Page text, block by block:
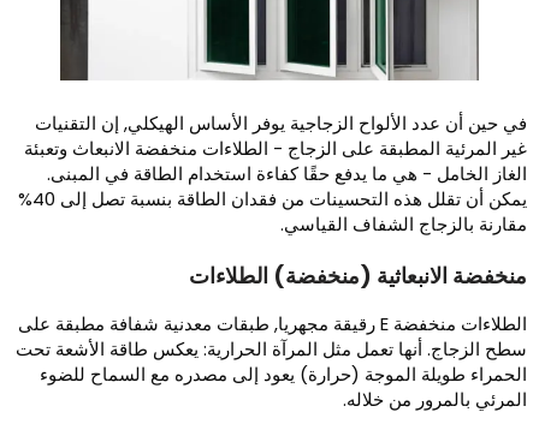
حين أن عدد الألواح الزجاجية يوفر الأساس الهيكلي, إن التقنيات
المرئية المطبقة على الزجاج - الطلاءات منخفضة الانبعاث وتعبئة
الخامل - هي ما يدفع حقًا كفاءة استخدام الطاقة في المبنى.
يمكن أن تقلل هذه التحسينات من فقدان الطاقة بنسبة تصل إلى 40%
بالزجاج الشفاف القياسي.
الانبعاثية (منخفضة) الطلاءات
الطلاءات منخفضة E رقيقة مجهريا, طبقات معدنية شفافة مطبقة على
الزجاج. أنها تعمل مثل المرآة الحرارية: يعكس طاقة الأشعة تحت
طويلة الموجة (حرارة) يعود إلى مصدره مع السماح للضوء
بالمرور من خلاله.